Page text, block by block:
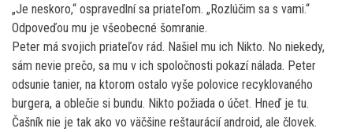
„Je neskoro,“ ospravedlní sa priateľom. „Rozlúčim sa s vami.“
Odpoveďou mu je všeobecné šomranie.
Peter má svojich priateľov rád. Našiel mu ich Nikto. No niekedy,
sám nevie prečo, sa mu v ich spoločnosti pokazí nálada. Peter
odsunie tanier, na ktorom ostalo vyše polovice recyklovaného
burgera, a oblečie si bundu. Nikto požiada o účet. Hneď je tu.
Čašník nie je tak ako vo väčšine reštaurácií android, ale človek.